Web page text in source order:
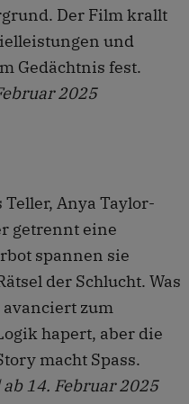
Der Film krallt
und
Gedächtnis fest.
2025
Anya Taylor-
getrennt eine
spannen sie
der Schlucht. Was
zum
hapert, aber die
macht Spass.
14. Februar 2025